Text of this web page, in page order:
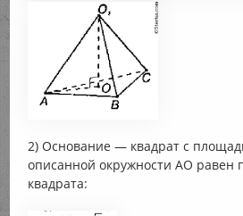
2) Основание — квадрат с
описанной окружности АО равен
квадрата: